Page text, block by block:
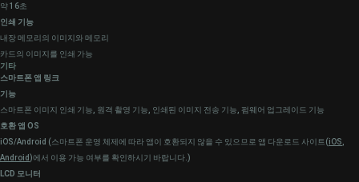
약 16초
인쇄 기능
내장 메모리의 이미지와 메모리
카드의 이미지를 인쇄 가능
기타
스마트폰 앱 링크
기능
스마트폰 이미지 인쇄 기능, 원격 촬영 기능, 인쇄된 이미지 전송 기능, 펌웨어 업그레이드 기능
호환 앱 OS
iOS/Android (스마트폰 운영 체제에 따라 앱이 호환되지 않을 수 있으므로 앱 다운로드 사이트(iOS
Android)에서 이용 가능 여부를 확인하시기 바랍니다.)
LCD 모니터